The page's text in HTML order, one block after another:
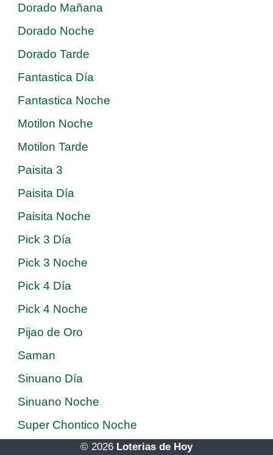
Dorado Mañana
Dorado Noche
Dorado Tarde
Fantastica Día
Fantastica Noche
Motilon Noche
Motilon Tarde
Paisita 3
Paisita Día
Paisita Noche
Pick 3 Día
Pick 3 Noche
Pick 4 Día
Pick 4 Noche
Pijao de Oro
Saman
Sinuano Día
Sinuano Noche
Super Chontico Noche
© 2026 Loterias de Hoy